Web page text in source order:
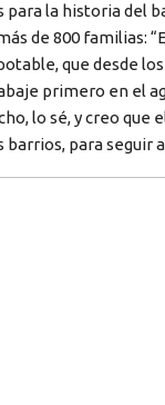
la historia del
de 800 familias:
que desde
primero en el
lo sé, y creo
para seguir